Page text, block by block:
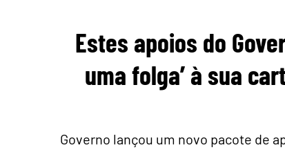
Estes apoios do
uma folga’ à sua
Governo lançou um novo pacote de